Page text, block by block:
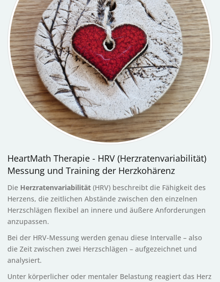
HeartMath Therapie - HRV (Herzratenvariabilität)
Messung und Training der Herzkohärenz
Die Herzratenvariabilität (HRV) beschreibt die Fähigkeit des
Herzens, die zeitlichen Abstände zwischen den einzelnen
Herzschlägen flexibel an innere und äußere Anforderungen
anzupassen.
Bei der HRV-Messung werden genau diese Intervalle – also
die Zeit zwischen zwei Herzschlägen – aufgezeichnet und
analysiert.
Unter körperlicher oder mentaler Belastung reagiert das Herz